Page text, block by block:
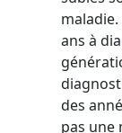
ans à
des
pas une